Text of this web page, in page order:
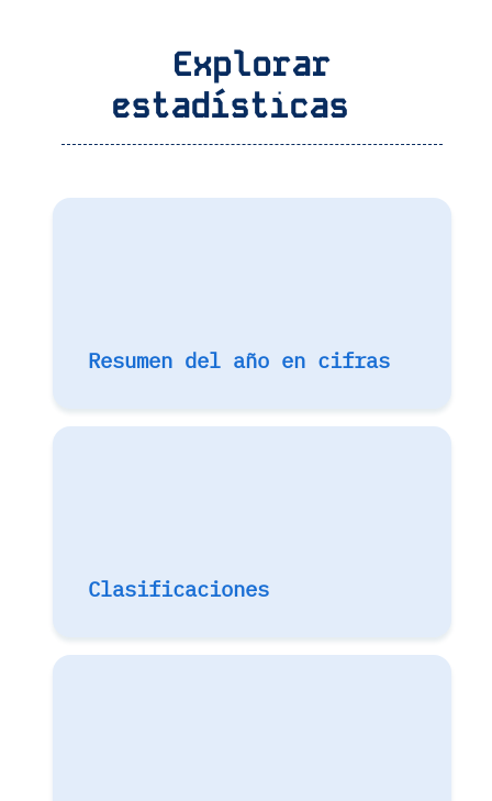
Explorar
estadísticas
Resumen del año en cifras
Clasificaciones